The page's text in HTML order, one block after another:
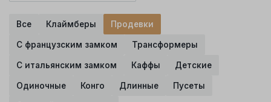
Все Клаймберы Продевки
С французским замком Трансформеры
С итальянским замком Каффы Детские
Одиночные Конго Длинные Пусеты